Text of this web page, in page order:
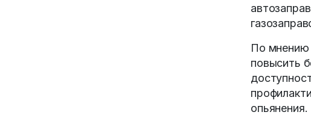
По мнению
повысить
опьянения.